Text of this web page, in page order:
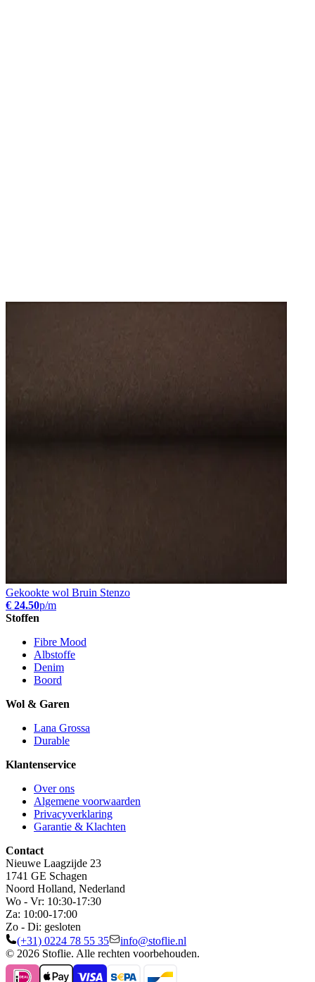
Gekookte wol Bruin Stenzo
€ 24.50p/m
Stoffen
Fibre Mood
Albstoffe
Denim
Boord
Wol & Garen
Lana Grossa
Durable
Klantenservice
Over ons
Algemene voorwaarden
Privacyverklaring
Garantie & Klachten
Contact
Nieuwe Laagzijde 23
1741 GE Schagen
Noord Holland, Nederland
Wo - Vr: 10:30-17:30
Za: 10:00-17:00
Zo - Di: gesloten
(+31) 0224 78 55 35
info@stoflie.nl
© 2026 Stoflie. Alle rechten voorbehouden.